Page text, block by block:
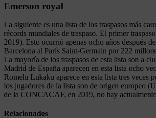
Emerson royal
La siguiente es una lista de los traspasos más
récords mundiales de traspaso. El primer
2019). Esto ocurrió apenas ocho años después
Barcelona al París Saint-Germain por 222
La mayoría de los traspasos de esta lista son a
Madrid de España aparecen en esta lista ocho
Romelu Lukaku aparece en esta lista tres
los jugadores de la lista son de origen europeo
de la CONCACAF, en 2019, no hay
Relacionados